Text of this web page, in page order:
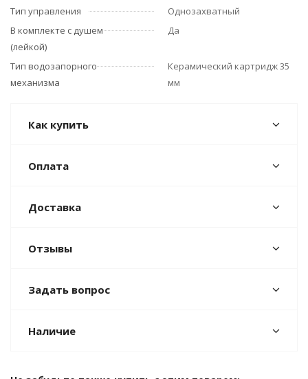
Тип управления
Однозахватный
В комплекте с душем
(лейкой)
Да
Тип водозапорного
механизма
Керамический картридж 35
мм
Как купить
Оплата
Доставка
Отзывы
Задать вопрос
Наличие